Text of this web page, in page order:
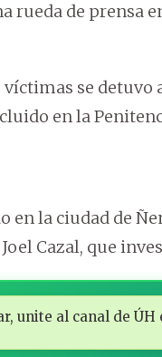
rueda de prensa
víctimas se
en la
la ciudad de
Cazal, que
unite al canal de ÚH